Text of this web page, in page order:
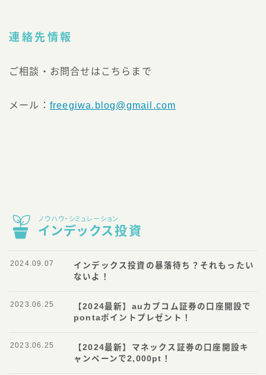
連絡先情報
ご相談・お問合せはこちらまで
メール： freegiwa.blog@gmail.com
ノウハウ・シミュレーション
インデックス投資
インデックス投資の暴落待ち？それもったい
ないよ！
2024.09.07
【2024最新】auカブコム証券の口座開設で
pontaポイントプレゼント！
2023.06.25
【2024最新】マネックス証券の口座開設キ
ャンペーンで2,000pt！
2023.06.25